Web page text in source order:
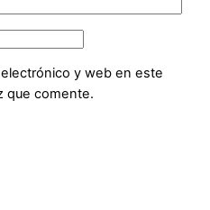
y web en este
que comente.